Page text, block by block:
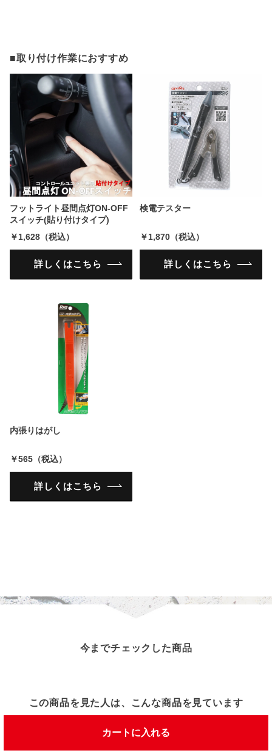
カートに入れる
■取り付け作業におすすめ
フットライト昼間点灯ON-OFF
スイッチ(貼り付けタイプ)
￥1,628（税込）
詳しくはこちら
検電テスター
￥1,870（税込）
詳しくはこちら
内張りはがし
￥565（税込）
詳しくはこちら
今までチェックした商品
この商品を見た人は、こんな商品を見ています